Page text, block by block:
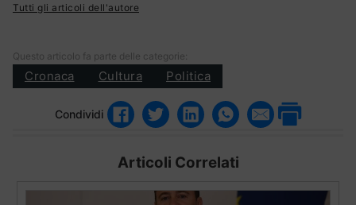
Tutti gli articoli dell'autore
Questo articolo fa parte delle categorie:
Cronaca Cultura Politica
Condividi
Articoli Correlati